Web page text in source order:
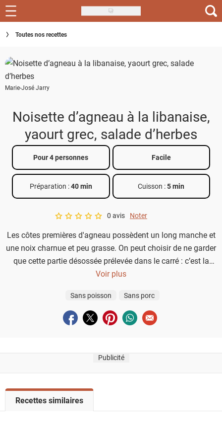
Skip
to
main
Recettes
Inspirations
Conseils
Actus
Téléchargez l'app Saveurs Recettes
Index des recettes
Guide d'achat
Toutes nos recettes
Marie-José Jarry
Noisette d’agneau à la libanaise,
yaourt grec, salade d’herbes
Pour 4 personnes Facile
Préparation :40 min Cuisson :5 min
A star rating of 0 out of 5.
0 avis Noter
Les côtes premières d'agneau possèdent un long manche et
une noix charnue et peu grasse. On peut choisir de ne garder
que cette partie désossée prélevée dans le carré : c’est la
noisette, morceau apprécié pour son fondant et sa tendreté.
fraîche et gourmande.
Voir plus
Sans poisson Sans porc
Partager sur facebook
Partager sur twitter
Partager sur pinterest
Partager sur whatsapp
Envoyer à un ami
Publicité
o
Recettes similaires